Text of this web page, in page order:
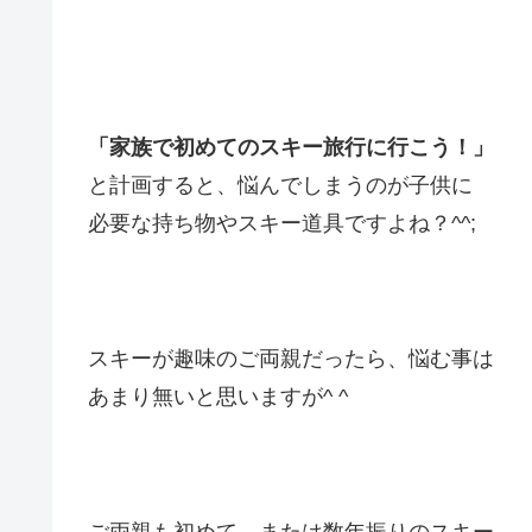
「家族で初めてのスキー旅行に行こう！」
と計画すると、悩んでしまうのが子供に
必要な持ち物やスキー道具ですよね？^^;
スキーが趣味のご両親だったら、悩む事は
あまり無いと思いますが^ ^